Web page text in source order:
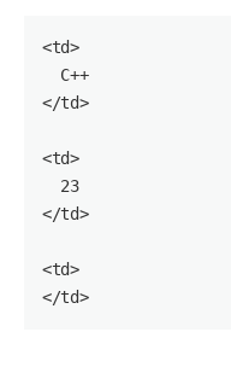
<td>
  C++
</td>
<td>
23
</td>
<td>
</td >